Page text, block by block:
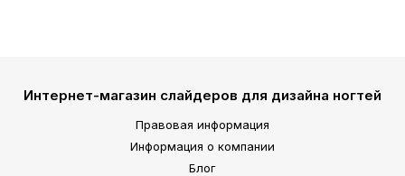
Интернет-магазин слайдеров для дизайна ногтей
Правовая информация
Информация о компании
Блог